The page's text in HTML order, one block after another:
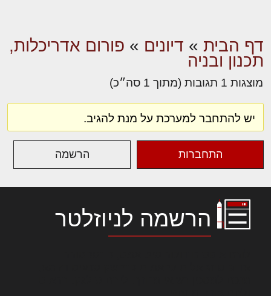
דף הבית » דיונים » פורום אדריכלות,
תכנון ובניה
מוצגות 1 תגובות (מתוך 1 סה״כ)
יש להתחבר למערכת על מנת להגיב.
התחברות הרשמה
הרשמה לניוזלטר